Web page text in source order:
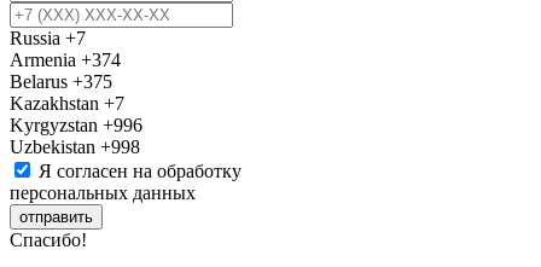
Russia +7
Armenia +374
Belarus +375
Kazakhstan +7
Kyrgyzstan +996
Uzbekistan +998
Я согласен на обработку
персональных данных
отправить
Спасибо!